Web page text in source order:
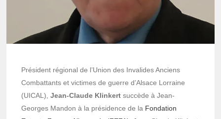
Président régional de l’Union des Invalides Anciens
Combattants et victimes de guerre d’Alsace Lorraine
(UICAL),Jean-Claude Klinkert succède à Jean-
Georges Mandon à la présidence de la Fondation